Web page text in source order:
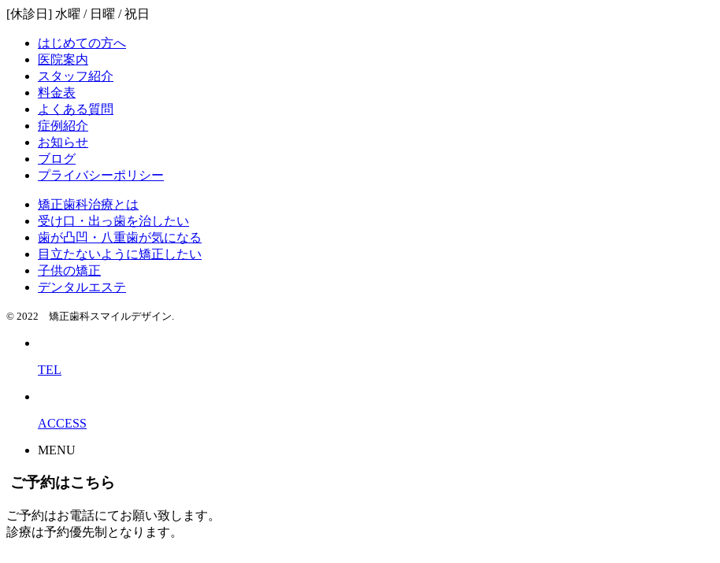
[休診日] 水曜 / 日曜 / 祝日
はじめての方へ
医院案内
スタッフ紹介
料金表
よくある質問
症例紹介
お知らせ
ブログ
プライバシーポリシー
矯正歯科治療とは
受け口・出っ歯を治したい
歯が凸凹・八重歯が気になる
目立たないように矯正したい
子供の矯正
デンタルエステ
© 2022 矯正歯科スマイルデザイン.
TEL
ACCESS
MENU
ご予約はこちら
ご予約はお電話にてお願い致します。
診療は予約優先制となります。